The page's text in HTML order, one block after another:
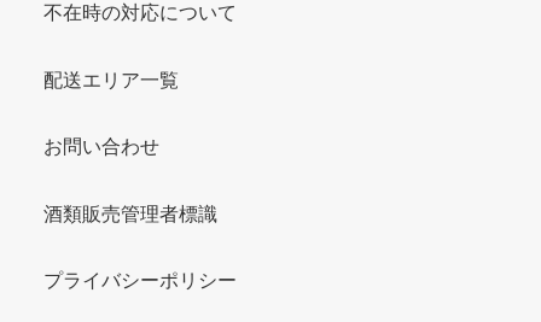
不在時の対応について
配送エリア一覧
お問い合わせ
酒類販売管理者標識
プライバシーポリシー